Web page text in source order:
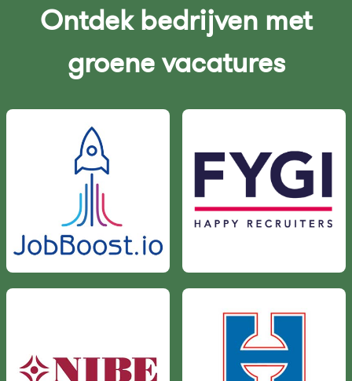
Ontdek bedrijven met
groene vacatures